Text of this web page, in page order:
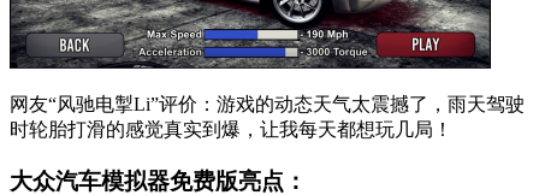
网友“风驰电掣Li”评价：游戏的动态天气太震撼了，雨天驾驶
时轮胎打滑的感觉真实到爆，让我每天都想玩几局！
大众汽车模拟器免费版亮点：